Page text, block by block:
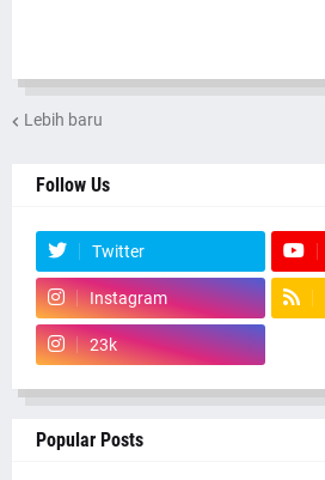
Lebih baru
Follow Us
Twitter
Instagram
23k
Popular Posts